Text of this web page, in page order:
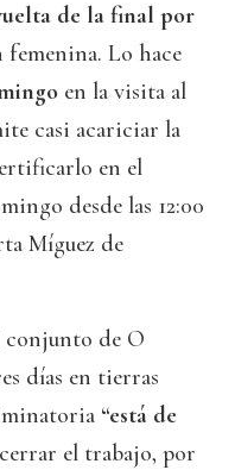
de la final por
Lo hace
en la visita al
casi acariciar la
en el
desde las 12:00
Míguez de
conjunto de O
días en tierras
“está de
el trabajo, por